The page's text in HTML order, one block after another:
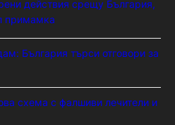
действия срещу България,
примамка
България търси отговори за
схема с фалшиви лечители и